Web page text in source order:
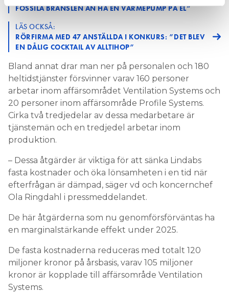
FOSSILA BRÄNSLEN ÄN HA EN VÄRMEPUMP PÅ EL”
LÄS OCKSÅ:
RÖRFIRMA MED 47 ANSTÄLLDA I KONKURS: ”DET BLEV
EN DÅLIG COCKTAIL AV ALLTIHOP”
Bland annat drar man ner på personalen och 180
heltidstjänster försvinner varav 160 personer
arbetar inom affärsområdet Ventilation Systems och
20 personer inom affärsområde Profile Systems.
Cirka två tredjedelar av dessa medarbetare är
tjänstemän och en tredjedel arbetar inom
produktion.
– Dessa åtgärder är viktiga för att sänka Lindabs
fasta kostnader och öka lönsamheten i en tid när
efterfrågan är dämpad, säger vd och koncernchef
Ola Ringdahl i pressmeddelandet.
De här åtgärderna som nu genomförsförväntas ha
en marginalstärkande effekt under 2025.
De fasta kostnaderna reduceras med totalt 120
miljoner kronor på årsbasis, varav 105 miljoner
kronor är kopplade till affärsområde Ventilation
Systems.